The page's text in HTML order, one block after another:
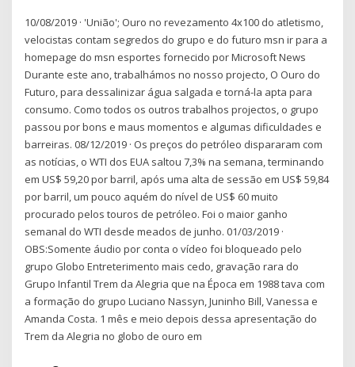
10/08/2019 · 'União'; Ouro no revezamento 4x100 do atletismo,
velocistas contam segredos do grupo e do futuro msn ir para a
homepage do msn esportes fornecido por Microsoft News
Durante este ano, trabalhámos no nosso projecto, O Ouro do
Futuro, para dessalinizar água salgada e torná-la apta para
consumo. Como todos os outros trabalhos projectos, o grupo
passou por bons e maus momentos e algumas dificuldades e
barreiras. 08/12/2019 · Os preços do petróleo dispararam com
as notícias, o WTI dos EUA saltou 7,3% na semana, terminando
em US$ 59,20 por barril, após uma alta de sessão em US$ 59,84
por barril, um pouco aquém do nível de US$ 60 muito
procurado pelos touros de petróleo. Foi o maior ganho
semanal do WTI desde meados de junho. 01/03/2019 ·
OBS:Somente áudio por conta o vídeo foi bloqueado pelo
grupo Globo Entreterimento mais cedo, gravação rara do
Grupo Infantil Trem da Alegria que na Época em 1988 tava com
a formação do grupo Luciano Nassyn, Juninho Bill, Vanessa e
Amanda Costa. 1 mês e meio depois dessa apresentação do
Trem da Alegria no globo de ouro em